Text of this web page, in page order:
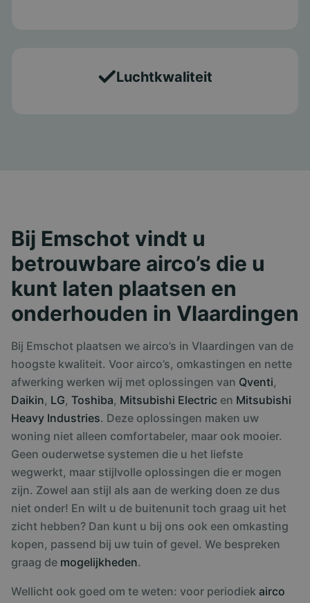
Luchtkwaliteit
Bij Emschot vindt u
betrouwbare airco’s die u
kunt laten plaatsen en
onderhouden in Vlaardingen
Bij Emschot plaatsen we airco’s in Vlaardingen van de
hoogste kwaliteit. Voor airco’s, omkastingen en nette
afwerking werken wij met oplossingen van Qventi,
Daikin, LG, Toshiba, Mitsubishi Electric en Mitsubishi
Heavy Industries. Deze oplossingen maken uw
woning niet alleen comfortabeler, maar ook mooier.
Geen ouderwetse systemen die u het liefste
wegwerkt, maar stijlvolle oplossingen die er mogen
zijn. Zowel aan stijl als aan de werking doen ze dus
niet onder! En wilt u de buitenunit toch graag uit het
zicht hebben? Dan kunt u bij ons ook een omkasting
kopen, passend bij uw tuin of gevel. We bespreken
graag de mogelijkheden.
Wellicht ook goed om te weten: voor periodiek airco